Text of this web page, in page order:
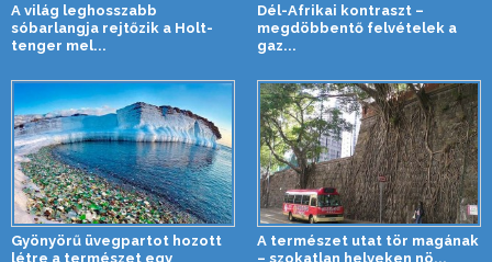
A világ leghosszabb
sóbarlangja rejtőzik a Holt-
tenger mel...
Dél-Afrikai kontraszt –
megdöbbentő felvételek a
gaz...
Gyönyörű üvegpartot hozott
létre a természet egy
A természet utat tör magának
– szokatlan helyeken nö...